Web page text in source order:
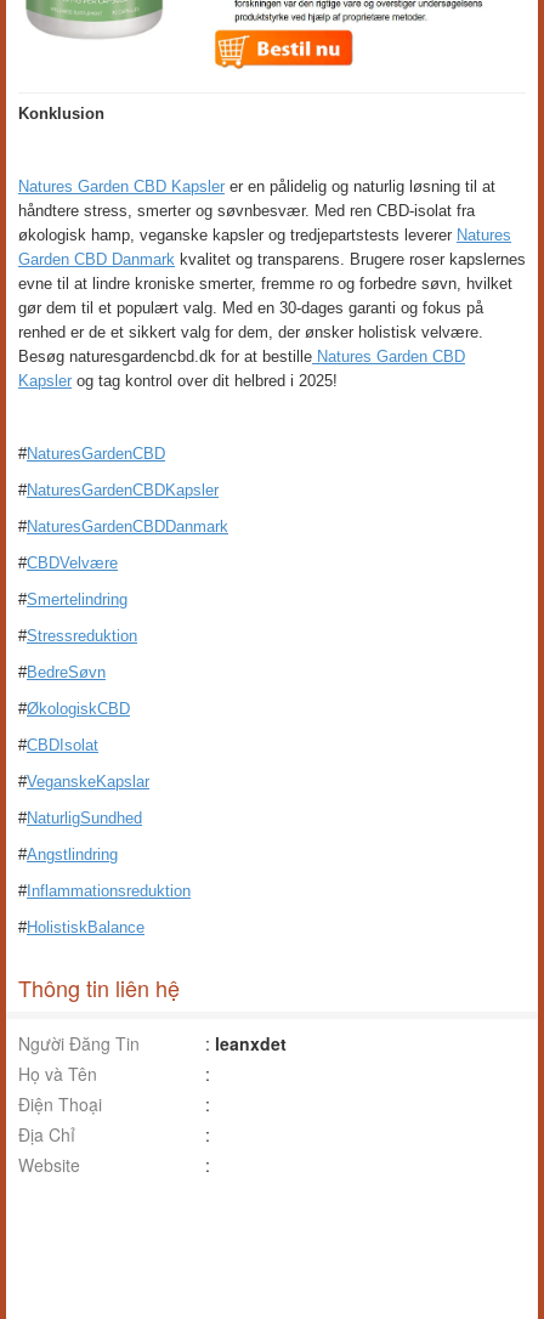
Konklusion
Natures Garden CBD Kapsler er en pålidelig og naturlig løsning til at
håndtere stress, smerter og søvnbesvær. Med ren CBD-isolat fra
økologisk hamp, veganske kapsler og tredjepartstests leverer Natures
Garden CBD Danmark kvalitet og transparens. Brugere roser kapslernes
evne til at lindre kroniske smerter, fremme ro og forbedre søvn, hvilket
gør dem til et populært valg. Med en 30-dages garanti og fokus på
renhed er de et sikkert valg for dem, der ønsker holistisk velvære.
Besøg naturesgardencbd.dk for at bestille Natures Garden CBD
Kapsler og tag kontrol over dit helbred i 2025!
#NaturesGardenCBD
#NaturesGardenCBDKapsler
#NaturesGardenCBDDanmark
#CBDVelvære
#Smertelindring
#Stressreduktion
#BedreSøvn
#ØkologiskCBD
#CBDIsolat
#VeganskeKapslar
#NaturligSundhed
#Angstlindring
#Inflammationsreduktion
#HolistiskBalance
Thông tin liên hệ
Người Đăng Tin : leanxdet
Họ và Tên
:
Điện Thoại
:
Địa Chỉ
:
Website
: